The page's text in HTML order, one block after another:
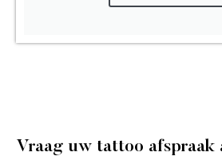
Vraag uw tattoo afspraak